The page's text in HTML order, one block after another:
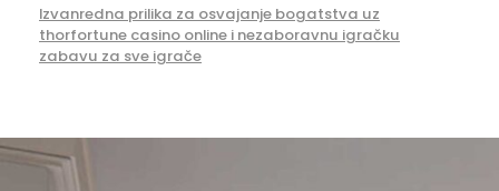
Izvanredna prilika za osvajanje bogatstva uz
thorfortune casino online i nezaboravnu igračku
zabavu za sve igrače